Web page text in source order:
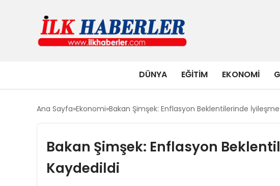
DÜNYA EĞITIM EKONOMI
Ana Sayfa Ekonomi Bakan Şimşek: Enflasyon Beklentilerinde
Bakan Şimşek: Enflasyon
Kaydedildi